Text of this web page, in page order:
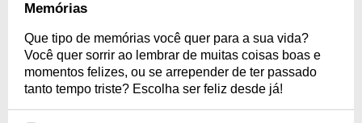
Memórias
Que tipo de memórias você quer para a sua vida?
Você quer sorrir ao lembrar de muitas coisas boas e
momentos felizes, ou se arrepender de ter passado
tanto tempo triste? Escolha ser feliz desde já!